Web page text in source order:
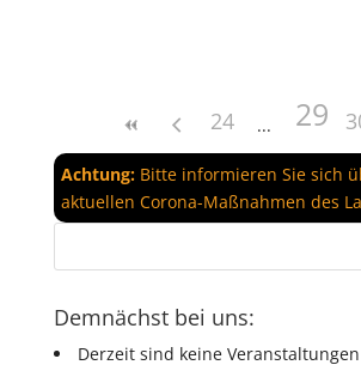
24 29
Achtung:Bitte informieren Sie sich
aktuellen Corona-Maßnahmen des
Demnächst bei uns:
Derzeit sind keine